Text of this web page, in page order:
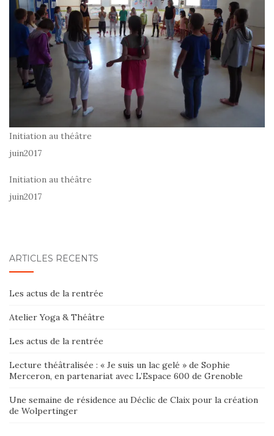
Initiation au théâtre
juin2017
Initiation au théâtre
juin2017
ARTICLES RÉCENTS
Les actus de la rentrée
Atelier Yoga & Théâtre
Les actus de la rentrée
Lecture théâtralisée : « Je suis un lac gelé » de Sophie
Merceron, en partenariat avec L’Espace 600 de Grenoble
Une semaine de résidence au Déclic de Claix pour la création
de Wolpertinger